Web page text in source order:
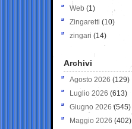
Web (1)
Zingaretti (10)
zingari (14)
Archivi
Agosto 2026 (129)
Luglio 2026 (613)
Giugno 2026 (545)
Maggio 2026 (402)